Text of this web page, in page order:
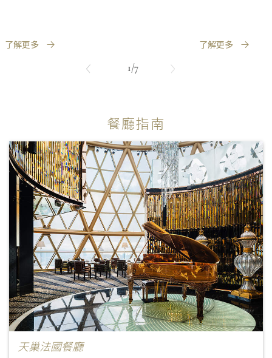
了解更多 了解更多
1/7
餐廳指南
天巢法國餐廳